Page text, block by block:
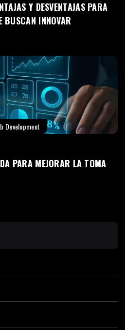
Y DESVENTAJAS PARA
BUSCAN INNOVAR
Development
PARA MEJORAR LA TOMA